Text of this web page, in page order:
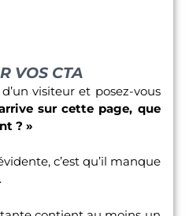
VOS CTA
visiteur et posez-vous
sur cette page, que
? »
c’est qu’il manque